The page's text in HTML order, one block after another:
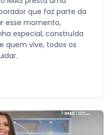
que faz parte da
esse momento,
especial, construída
quem vive, todos os